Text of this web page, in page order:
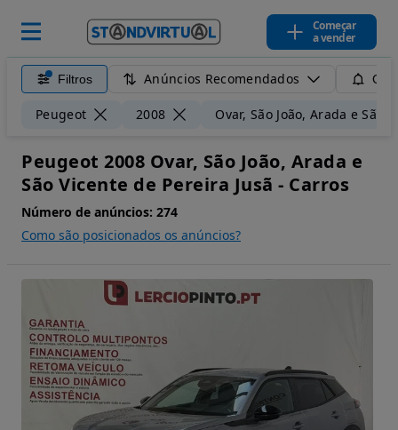
Começar
a vender
Filtros Anúncios Recomendados
Peugeot 2008 Ovar, São João, Arada e São
Peugeot 2008 Ovar, São João, Arada e
São Vicente de Pereira Jusã - Carros
Número de anúncios: 274
Como são posicionados os anúncios?